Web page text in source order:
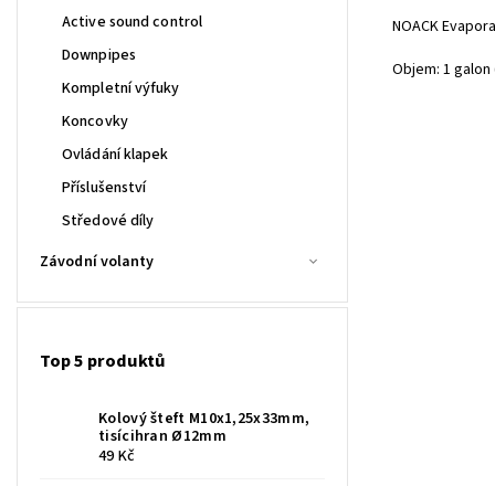
Active sound control
Downpipes
Kompletní výfuky
Koncovky
Ovládání klapek
Příslušenství
Středové díly
Závodní volanty
Top 5 produktů
Kolový šteft M10x1,25x33mm,
tisícihran Ø12mm
49 Kč
NOACK
Objem: 1 galon